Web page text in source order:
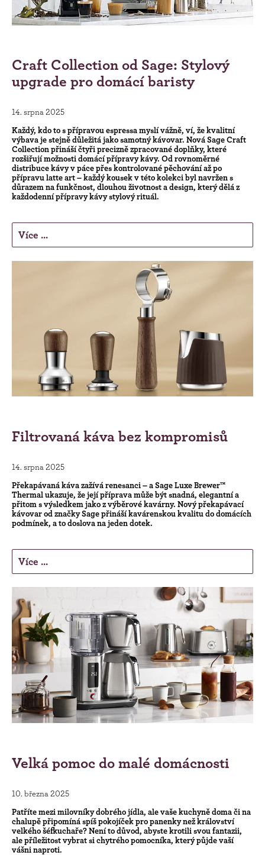
Craft Collection od Sage: Stylový
upgrade pro domácí baristy
14. srpna 2025
Každý, kdo to s přípravou espressa myslí vážně, ví, že kvalitní
výbava je stejně důležitá jako samotný kávovar. Nová Sage Craft
Collection přináší čtyři precizně zpracované doplňky, které
rozšiřují možnosti domácí přípravy kávy. Od rovnoměrné
distribuce kávy v páce přes kontrolované pěchování až po
přípravu latte art – každý kousek v této kolekci byl navržen s
důrazem na funkčnost, dlouhou životnost a design, který dělá z
každodenní přípravy kávy stylový rituál.
Více ...
Filtrovaná káva bez kompromisů
14. srpna 2025
Překapávaná káva zažívá renesanci – a Sage Luxe Brewer™
Thermal ukazuje, že její příprava může být snadná, elegantní a
přitom s výsledkem jako z výběrové kavárny. Nový překapávací
kávovar od značky Sage přináší kavárenskou kvalitu do domácích
podmínek, a to doslova na jeden dotek.
Více ...
Velká pomoc do malé domácnosti
10. března 2025
Patříte mezi milovníky dobrého jídla, ale vaše kuchyně doma či na
chalupě připomíná spíš pokojíček pro panenky než království
velkého šéfkuchaře? Není to důvod, abyste krotili svou fantazii,
ale příležitost vybrat si chytrého pomocníka, který půjde vaší
vášni naproti.